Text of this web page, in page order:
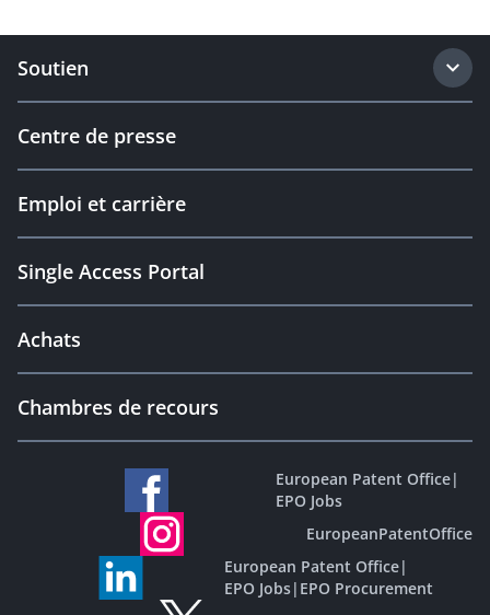
Soutien
Centre de presse
Emploi et carrière
Single Access Portal
Achats
Chambres de recours
European Patent Office|
EPO Jobs
EuropeanPatentOffice
European Patent Office|
EPO Jobs| EPO Procurement